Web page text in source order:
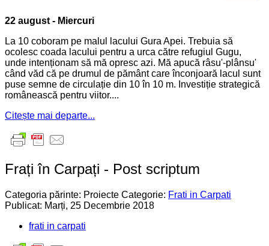
22 august - Miercuri
La 10 coboram pe malul lacului Gura Apei. Trebuia să
ocolesc coada lacului pentru a urca către refugiul Gugu,
unde intenționam să mă opresc azi. Mă apucă râsu'-plânsu'
când văd că pe drumul de pământ care înconjoară lacul sunt
puse semne de circulație din 10 în 10 m. Investiție strategică
românească pentru viitor....
Citește mai departe...
Frați în Carpați - Post scriptum
Categoria părinte: Proiecte Categorie: Frati in Carpati
Publicat: Marți, 25 Decembrie 2018
frati in carpati